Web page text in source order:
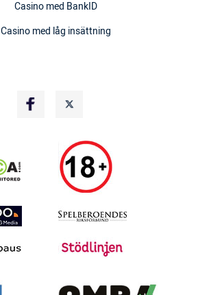
Casino med BankID
Casino med låg insättning